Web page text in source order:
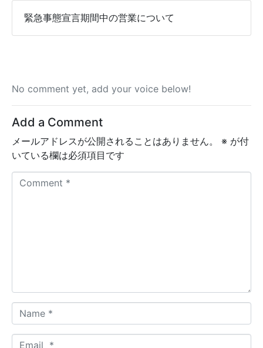
緊急事態宣言期間中の営業について
No comment yet, add your voice below!
Add a Comment
メールアドレスが公開されることはありません。 ※ が付
いている欄は必須項目です
a
m